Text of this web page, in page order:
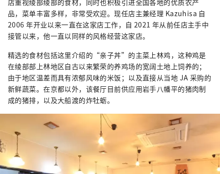
品，菜单丰富多样，非常受欢迎。现任店主兼经理 Kazuhisa 自
2006 年开业以来一直在这家店工作，自 2021 年从前任店主手中
接管以来，他一直以同样的风格经营这家店。
精选的食材包括这里介绍的“亲子丼”的主菜上林鸡，这种鸡是
在绫部部上林地区自古以来繁荣的养鸡场的宽阔土地上饲养的；
由于地区温差而具有浓郁风味的米饭；以及直接从当地 JA 采购的
新鲜蔬菜。在京都以外，该餐厅目前供应用岩手八幡平的猪肉制
成的猪排，以及大船渡的炸牡蛎。